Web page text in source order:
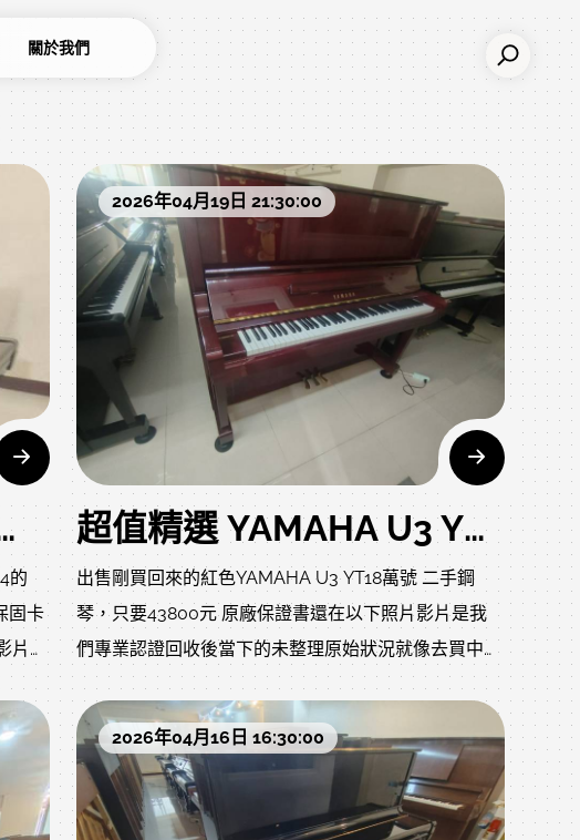
關於我們
優 定弦裝置 豪華版大譜架 自己搬回家
的
固卡
片
算新
譜
體
型
聽
2026年04月19日 21:30:00
超值精選 YAMAHA U3 YT18萬號 只要43800元 典雅高貴的酒紅木紋色
出售剛買回來的紅色YAMAHA U3 YT18萬號 二手鋼
琴，只要43800元 原廠保證書還在以下照片影片是我
們專業認證回收後當下的未整理原始狀況就像去買中古
車，車行都整理得很漂亮，但您不知道的是原始狀況?
是否被撞?是否大修?以下照片及影片把上一手的狀況坦
誠給您了解，放心喔!我們還會再經過網頁內的鋼琴整
修流程:https://www.rita-
music.com/modules/news/article.php?
2026年04月16日 16:30:00